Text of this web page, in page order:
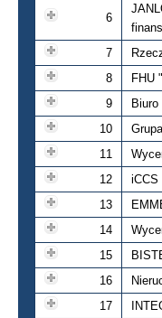
6
7
8
FHU
9
Biuro
10
11
12
iCCS
13
14
15
16
17